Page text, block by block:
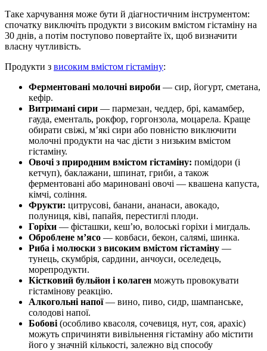
Таке харчування може бути й діагностичним інструментом:
спочатку виключіть продукти з високим вмістом гістаміну на
30 днів, а потім поступово повертайте їх, щоб визначити
власну чутливість.
Продукти з високим вмістом гістаміну:
Ферментовані молочні вироби — сир, йогурт, сметана,
кефір.
Витримані сири — пармезан, чеддер, брі, камамбер,
гауда, ементаль, рокфор, горгонзола, моцарела. Краще
обирати свіжі, м’які сири або повністю виключити
молочні продукти на час дієти з низьким вмістом
гістаміну.
Овочі з природним вмістом гістаміну: помідори (і
кетчуп), баклажани, шпинат, гриби, а також
ферментовані або мариновані овочі — квашена капуста,
кімчі, соління.
Фрукти: цитрусові, банани, ананаси, авокадо,
полуниця, ківі, папайя, перестиглі плоди.
Горіхи — фісташки, кеш’ю, волоські горіхи і мигдаль.
Оброблене м’ясо — ковбаси, бекон, салямі, шинка.
Риба і молюски з високим вмістом гістаміну —
тунець, скумбрія, сардини, анчоуси, оселедець,
морепродукти.
Кістковий бульйон і колаген можуть провокувати
гістамінову реакцію.
Алкогольні напої— вино, пиво, сидр, шампанське,
солодові напої.
Бобові (особливо квасоля, сочевиця, нут, соя, арахіс)
можуть спричиняти вивільнення гістаміну або містити
його у значній кількості, залежно від способу